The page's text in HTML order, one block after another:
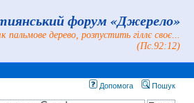
форум «Джерело»
пальмове дерево, розпустить гіллє своє...
(Пс.92:12)
Допомога Пошук